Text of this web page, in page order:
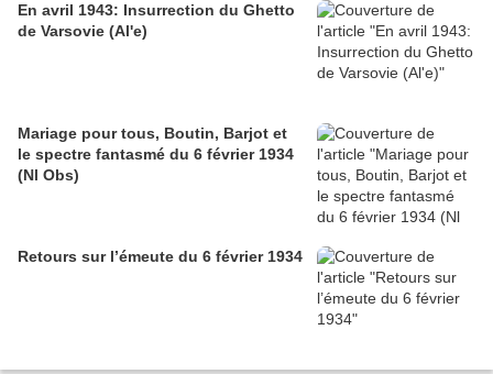
En avril 1943: Insurrection du Ghetto
de Varsovie (Al'e)
Mariage pour tous, Boutin, Barjot et
le spectre fantasmé du 6 février 1934
(Nl Obs)
Retours sur l’émeute du 6 février 1934